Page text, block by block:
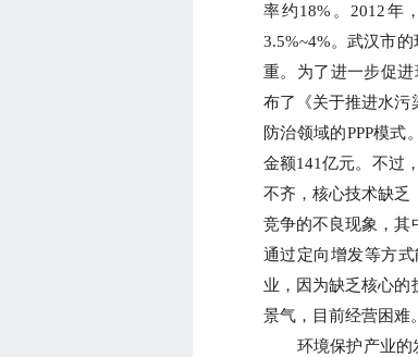
率约18%。2012年
3.5%~4%。武汉市
重。为了进一步促
布了《关于推进水污
防治领域的PPP模式
金额141亿元。不过
不齐，核心技术缺乏
竞争的不良现象，其
通过定向增发等方
业，因为缺乏核心
景气，目前经营困难。
环境保护产业的发